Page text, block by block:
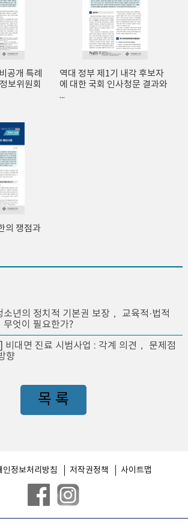
공개 특례
보위원회
역대 정부 제1기 내각 후보자
에 대한 국회 인사청문 결과와
...
의 쟁점과
소년의 정치적 기본권 보장， 교육적·법적
무엇이 필요한가?
비대면 진료 시범사업 : 각계 의견， 문제점
향
목 록
인정보처리방침 저작권정책 사이트맵